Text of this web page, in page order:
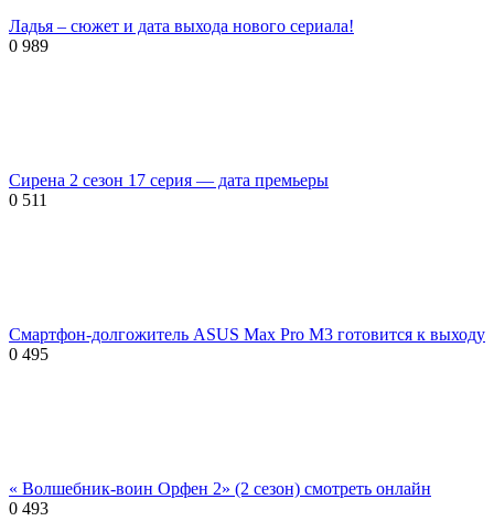
Ладья – сюжет и дата выхода нового сериала!
0 989
Сирена 2 сезон 17 серия — дата премьеры
0 511
Смартфон-долгожитель ASUS Max Pro M3 готовится к выходу
0 495
« Волшебник-воин Орфен 2» (2 сезон) смотреть онлайн
0 493